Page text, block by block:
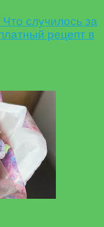
случилось за
рецепт в